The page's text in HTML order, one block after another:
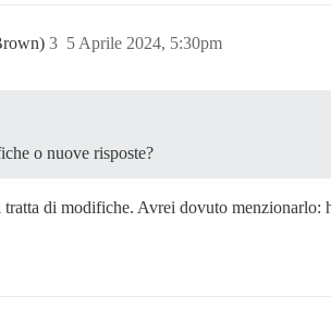
5 Aprile 2024, 5:30pm
3
o nuove risposte?
di modifiche. Avrei dovuto menzionarlo: